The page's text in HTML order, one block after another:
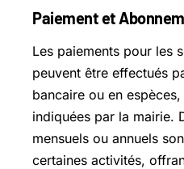
Paiement et
Les paiements pour les
peuvent être effectués
bancaire ou en
indiquées par la mairie.
mensuels ou annuels
certaines activités,